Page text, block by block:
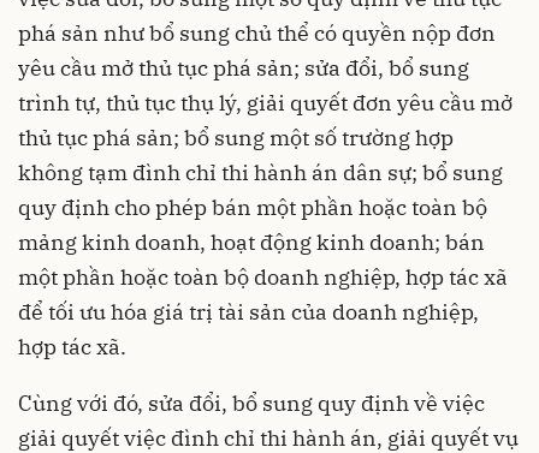
phá sản như bổ sung chủ thể có quyền nộp đơn
yêu cầu mở thủ tục phá sản; sửa đổi, bổ sung
trình tự, thủ tục thụ lý, giải quyết đơn yêu cầu mở
thủ tục phá sản; bổ sung một số trường hợp
không tạm đình chỉ thi hành án dân sự; bổ sung
quy định cho phép bán một phần hoặc toàn bộ
mảng kinh doanh, hoạt động kinh doanh; bán
một phần hoặc toàn bộ doanh nghiệp, hợp tác xã
để tối ưu hóa giá trị tài sản của doanh nghiệp,
hợp tác xã.
Cùng với đó, sửa đổi, bổ sung quy định về việc
giải quyết việc đình chỉ thi hành án, giải quyết vụ